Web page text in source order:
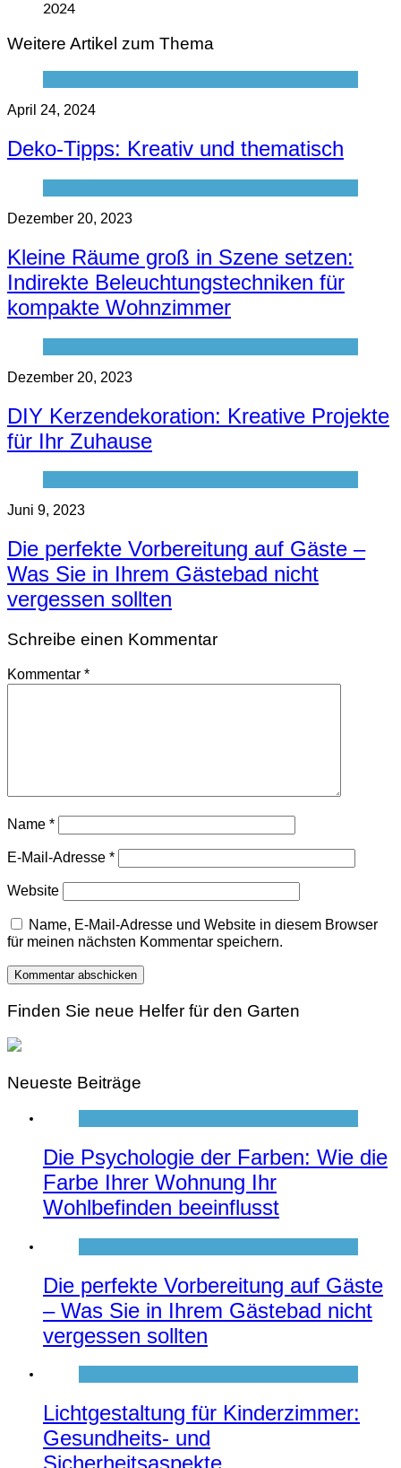
2024
Weitere Artikel zum Thema
April 24, 2024
Deko-Tipps: Kreativ und thematisch
Dezember 20, 2023
Kleine Räume groß in Szene setzen:
Indirekte Beleuchtungstechniken für
kompakte Wohnzimmer
Dezember 20, 2023
DIY Kerzendekoration: Kreative Projekte
für Ihr Zuhause
Juni 9, 2023
Die perfekte Vorbereitung auf Gäste –
Was Sie in Ihrem Gästebad nicht
vergessen sollten
Schreibe einen Kommentar
Kommentar *
Name *
E-Mail-Adresse *
Website
Name, E-Mail-Adresse und Website in diesem Browser
für meinen nächsten Kommentar speichern.
Finden Sie neue Helfer für den Garten
Neueste Beiträge
Die Psychologie der Farben: Wie die
Farbe Ihrer Wohnung Ihr
Wohlbefinden beeinflusst
Die perfekte Vorbereitung auf Gäste
– Was Sie in Ihrem Gästebad nicht
vergessen sollten
Lichtgestaltung für Kinderzimmer:
Gesundheits- und